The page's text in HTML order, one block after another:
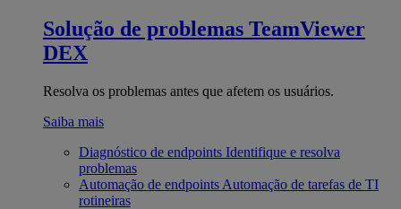
Solução de problemas TeamViewer
DEX
Resolva os problemas antes que afetem os usuários.
Saiba mais
Diagnóstico de endpoints Identifique e resolva
problemas
Automação de endpoints Automação de tarefas de TI
rotineiras